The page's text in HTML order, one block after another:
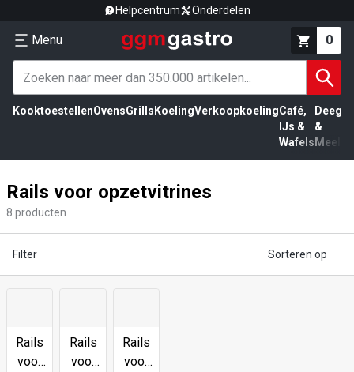
Helpcentrum Onderdelen
Menu 0
KooktoestellenOvensGrills KoelingVerkoopkoelingCafé,
IJs &
Wafels
Deeg
&
Meel
Rails voor opzetvitrines
8 producten
Filter Sorteren op
Rails
voor
Rails
voor
Rails
voor